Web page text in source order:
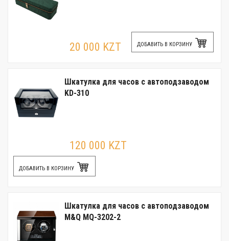
20 000 KZT ДОБАВИТЬ В КОРЗИНУ
Шкатулка для часов с автоподзаводом
KD-310
120 000 KZT
ДОБАВИТЬ В КОРЗИНУ
Шкатулка для часов с автоподзаводом
M&Q MQ-3202-2